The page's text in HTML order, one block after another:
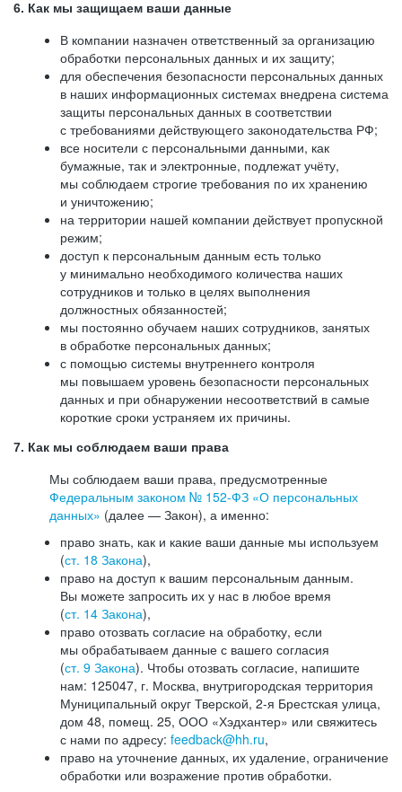
6. Как мы защищаем ваши данные
В компании назначен ответственный за организацию
обработки персональных данных и их защиту;
для обеспечения безопасности персональных данных
в наших информационных системах внедрена система
защиты персональных данных в соответствии
с требованиями действующего законодательства РФ;
все носители с персональными данными, как
бумажные, так и электронные, подлежат учёту,
мы соблюдаем строгие требования по их хранению
и уничтожению;
на территории нашей компании действует пропускной
режим;
доступ к персональным данным есть только
у минимально необходимого количества наших
сотрудников и только в целях выполнения
должностных обязанностей;
мы постоянно обучаем наших сотрудников, занятых
в обработке персональных данных;
с помощью системы внутреннего контроля
мы повышаем уровень безопасности персональных
данных и при обнаружении несоответствий в самые
короткие сроки устраняем их причины.
7. Как мы соблюдаем ваши права
Мы соблюдаем ваши права, предусмотренные
Федеральным законом № 152-ФЗ «О персональных
данных» (далее — Закон), а именно:
право знать, как и какие ваши данные мы используем
(ст. 18 Закона),
право на доступ к вашим персональным данным.
Вы можете запросить их у нас в любое время
(ст. 14 Закона),
право отозвать согласие на обработку, если
мы обрабатываем данные с вашего согласия
(ст. 9 Закона). Чтобы отозвать согласие, напишите
нам: 125047, г. Москва, внутригородская территория
Муниципальный округ Тверской, 2-я Брестская улица,
дом 48, помещ. 25, ООО «Хэдхантер» или свяжитесь
с нами по адресу: feedback@hh.ru,
право на уточнение данных, их удаление, ограничение
обработки или возражение против обработки.